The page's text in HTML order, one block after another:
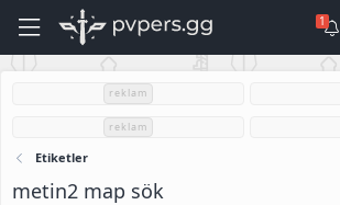
reklam
reklam
Etiketler
metin2 map sök